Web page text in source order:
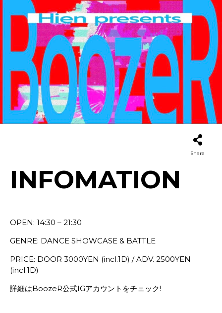
Share
INFOMATION
OPEN: 14:30 – 21:30
GENRE: DANCE SHOWCASE & BATTLE
PRICE: DOOR 3000YEN (incl.1D) / ADV. 2500YEN
(incl.1D)
詳細はBoozeR公式IGアカウントをチェック!